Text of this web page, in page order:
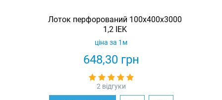
Лоток перфорований 100х400х3000
1,2 IEK
648,30грн
ціна за 1м
2 відгуки